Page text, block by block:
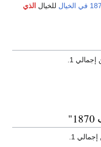
للخيالالذي
1.
1.